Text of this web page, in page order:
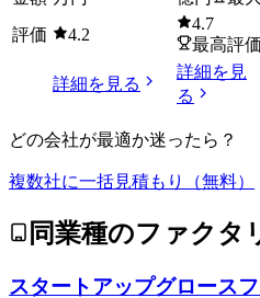
評価
4.2
4.7
最高評価
詳細を見る
詳細を見
る
どの会社が最適か迷ったら？
複数社に一括見積もり（無料）
同業種のファクタ
スタートアップグロース